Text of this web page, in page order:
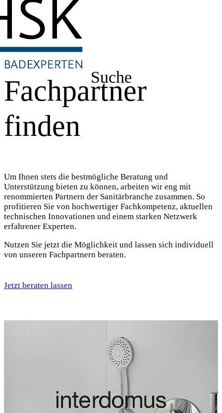
Suche
Fachpartner
finden
Um Ihnen stets die bestmögliche Beratung und
Unterstützung bieten zu können, arbeiten wir eng mit
renommierten Partnern der Sanitärbranche zusammen. So
profitieren Sie von hochwertiger Fachkompetenz, aktuellen
technischen Innovationen und einem starken Netzwerk
erfahrener Experten.
Nutzen Sie jetzt die Möglichkeit und lassen sich individuell
von unseren Fachpartnern beraten.
Jetzt beraten lassen